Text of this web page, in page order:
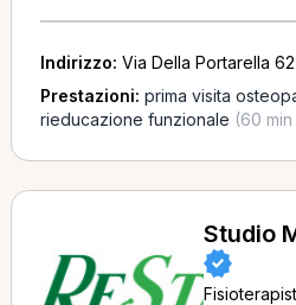
Indirizzo: Via Della Portarella
Prestazioni: prima visita
rieducazione funzionale (60
Studio